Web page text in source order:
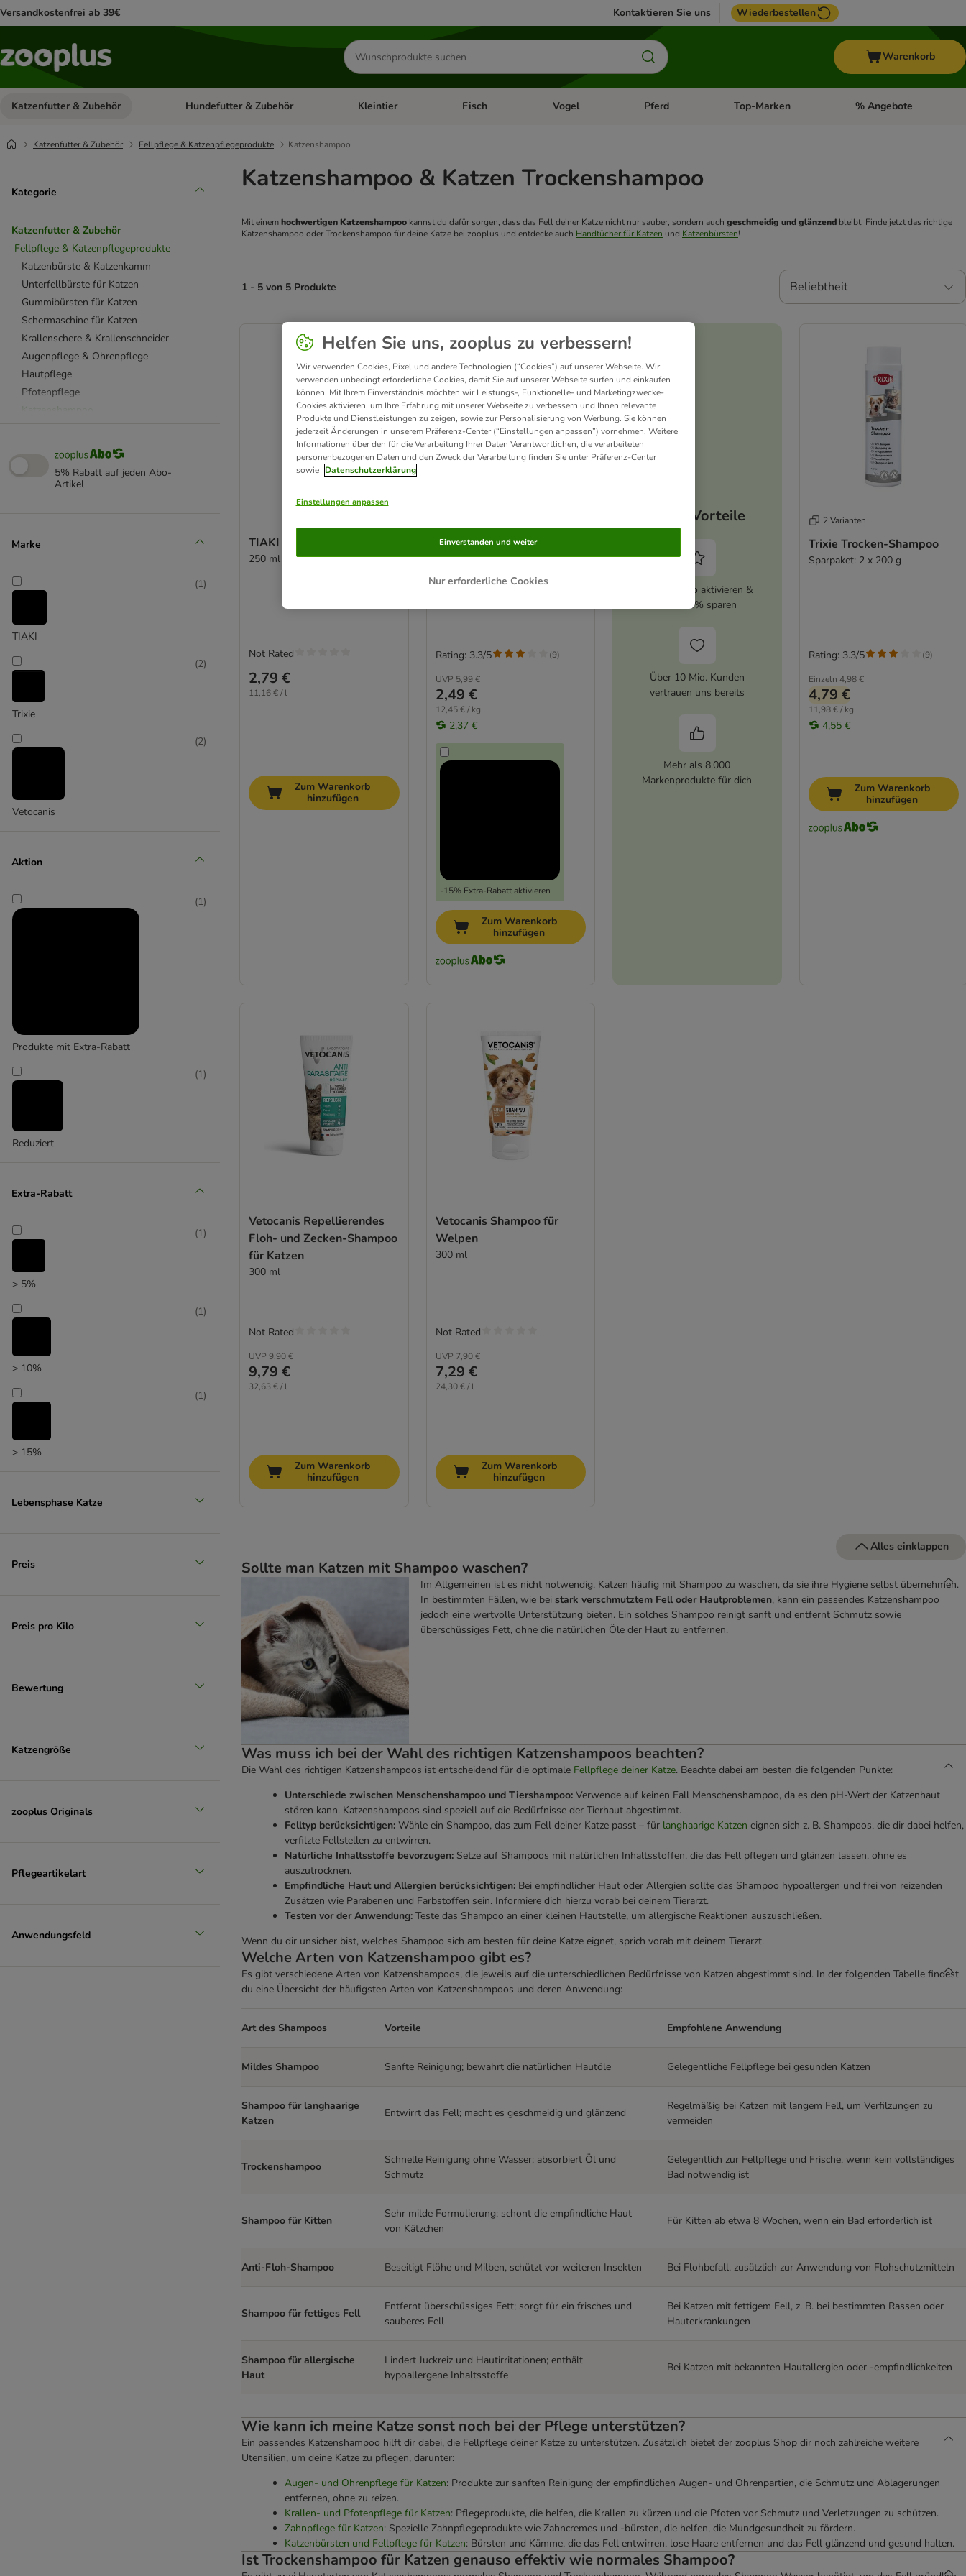
Versandkostenfrei ab 39€ Kontaktieren Sie uns Wiederbestellen
Produkte
suchen
Warenkorb
Katzenfutter & Zubehör Kategorie-Menü öffnen: Katzenfutter & Zubehör
Hundefutter & Zubehör Kategorie-Menü öffnen: Hundefutter & Zubehör
Kleintier Kategorie-Menü öffnen: Kleintier
Fisch Kategorie-Menü öffnen: Fisch
Vogel Kategorie-Menü öffnen: Vogel
Pferd Kategorie-Menü öffnen: Pferd
Top-Marken Kategorie-Menü öffnen:
% Angebote
Katzenfutter & Zubehör Fellpflege & Katzenpflegeprodukte Katzenshampoo
Kategorie
Katzenfutter & Zubehör
Fellpflege & Katzenpflegeprodukte
Katzenbürste & Katzenkamm
Unterfellbürste für Katzen
Gummibürsten für Katzen
Schermaschine für Katzen
Krallenschere & Krallenschneider
Augenpflege & Ohrenpflege
Hautpflege
Pfotenpflege
Katzenshampoo
Feuchttücher & Pflegesprays
Tierhaarentferner & Fusselrollen
beaphar
5% Rabatt auf jeden Abo-
Artikel
Marke
TIAKI
(1)
Trixie
(2)
Vetocanis
(2)
Aktion
Produkte mit Extra-Rabatt
(1)
Reduziert
(1)
Extra-Rabatt
> 5%
(1)
> 10%
(1)
> 15%
(1)
Lebensphase Katze
Preis
Preis pro Kilo
Bewertung
Katzengröße
zooplus Originals
Pflegeartikelart
Anwendungsfeld
Katzenshampoo & Katzen Trockenshampoo
Mit einem hochwertigen Katzenshampoo kannst du dafür sorgen, dass das Fell deiner Katze nicht nur sauber, sondern auch geschmeidig und glänzend bleibt. Finde jetzt das richtige
Katzenshampoo oder Trockenshampoo für deine Katze bei zooplus und entdecke auch Handtücher für Katzen und Katzenbürsten!
1 - 5 von 5 Produkte Beliebtheit
product items have been changed
TIAKI Shampoo für Katzen
250 ml
2,79 €
11,16 € / l
Not Rated
Zum Warenkorb
hinzufügen
Trixie Trocken-Shampoo
200 g
UVP 5,99 €
2,49 €
12,45 € / kg
2,37 €
-15% Extra-Rabatt aktivieren
Rating: 3.3/5 (9)
Zum Warenkorb
hinzufügen
Deine Vorteile
zooplus Abo aktivieren &
immer 5% sparen
Über 10 Mio. Kunden
vertrauen uns bereits
Mehr als 8.000
Markenprodukte für dich
2 Varianten
Trixie Trocken-Shampoo
Sparpaket: 2 x 200 g
Einzeln 4,98 €
4,79 €
11,98 € / kg
4,55 €
Rating: 3.3/5 (9)
Zum Warenkorb
hinzufügen
Vetocanis Repellierendes
Floh- und Zecken-Shampoo
für Katzen
300 ml
UVP 9,90 €
9,79 €
32,63 € / l
Not Rated
Zum Warenkorb
hinzufügen
Vetocanis Shampoo für
Welpen
300 ml
UVP 7,90 €
7,29 €
24,30 € / l
Not Rated
Zum Warenkorb
hinzufügen
Alles einklappen
Sollte man Katzen mit Shampoo waschen?
Im Allgemeinen ist es nicht notwendig, Katzen häufig mit Shampoo zu waschen, da sie ihre Hygiene selbst übernehmen.
In bestimmten Fällen, wie bei stark verschmutztem Fell oder Hautproblemen, kann ein passendes Katzenshampoo
jedoch eine wertvolle Unterstützung bieten. Ein solches Shampoo reinigt sanft und entfernt Schmutz sowie
überschüssiges Fett, ohne die natürlichen Öle der Haut zu entfernen.
Was muss ich bei der Wahl des richtigen Katzenshampoos beachten?
Die Wahl des richtigen Katzenshampoos ist entscheidend für die optimale Fellpflege deiner Katze. Beachte dabei am besten die folgenden Punkte:
Unterschiede zwischen Menschenshampoo und Tiershampoo: Verwende auf keinen Fall Menschenshampoo, da es den pH-Wert der Katzenhaut
stören kann. Katzenshampoos sind speziell auf die Bedürfnisse der Tierhaut abgestimmt.
Felltyp berücksichtigen: Wähle ein Shampoo, das zum Fell deiner Katze passt – für langhaarige Katzen eignen sich z. B. Shampoos, die dir dabei helfen,
verfilzte Fellstellen zu entwirren.
Natürliche Inhaltsstoffe bevorzugen: Setze auf Shampoos mit natürlichen Inhaltsstoffen, die das Fell pflegen und glänzen lassen, ohne es
auszutrocknen.
Empfindliche Haut und Allergien berücksichtigen: Bei empfindlicher Haut oder Allergien sollte das Shampoo hypoallergen und frei von reizenden
Zusätzen wie Parabenen und Farbstoffen sein. Informiere dich hierzu vorab bei deinem Tierarzt.
Testen vor der Anwendung: Teste das Shampoo an einer kleinen Hautstelle, um allergische Reaktionen auszuschließen.
Wenn du dir unsicher bist, welches Shampoo sich am besten für deine Katze eignet, sprich vorab mit deinem Tierarzt.
Welche Arten von Katzenshampoo gibt es?
Es gibt verschiedene Arten von Katzenshampoos, die jeweils auf die unterschiedlichen Bedürfnisse von Katzen abgestimmt sind. In der folgenden Tabelle findest
du eine Übersicht der häufigsten Arten von Katzenshampoos und deren Anwendung:
Art des Shampoos Vorteile Empfohlene Anwendung
Mildes Shampoo Sanfte Reinigung; bewahrt die natürlichen Hautöle Gelegentliche Fellpflege bei gesunden Katzen
Shampoo für langhaarige
Katzen
Entwirrt das Fell; macht es geschmeidig und glänzend
Regelmäßig bei Katzen mit langem Fell, um Verfilzungen zu
vermeiden
Trockenshampoo
Schnelle Reinigung ohne Wasser; absorbiert Öl und
Schmutz
Gelegentlich zur Fellpflege und Frische, wenn kein vollständiges
Bad notwendig ist
Shampoo für Kitten
Sehr milde Formulierung; schont die empfindliche Haut
von Kätzchen
Für Kitten ab etwa 8 Wochen, wenn ein Bad erforderlich ist
Anti-Floh-Shampoo Beseitigt Flöhe und Milben, schützt vor weiteren Insekten Bei Flohbefall, zusätzlich zur Anwendung von Flohschutzmitteln
Shampoo für fettiges Fell
Entfernt überschüssiges Fett; sorgt für ein frisches und
sauberes Fell
Bei Katzen mit fettigem Fell, z. B. bei bestimmten Rassen oder
Hauterkrankungen
Shampoo für allergische
Haut
Lindert Juckreiz und Hautirritationen; enthält
hypoallergene Inhaltsstoffe
Bei Katzen mit bekannten Hautallergien oder -empfindlichkeiten
Wie kann ich meine Katze sonst noch bei der Pflege unterstützen?
Ein passendes Katzenshampoo hilft dir dabei, die Fellpflege deiner Katze zu unterstützen. Zusätzlich bietet der zooplus Shop dir noch zahlreiche weitere
Utensilien, um deine Katze zu pflegen, darunter:
Augen- und Ohrenpflege für Katzen: Produkte zur sanften Reinigung der empfindlichen Augen- und Ohrenpartien, die Schmutz und Ablagerungen
entfernen, ohne zu reizen.
Krallen- und Pfotenpflege für Katzen: Pflegeprodukte, die helfen, die Krallen zu kürzen und die Pfoten vor Schmutz und Verletzungen zu schützen.
Zahnpflege für Katzen: Spezielle Zahnpflegeprodukte wie Zahncremes und -bürsten, die helfen, die Mundgesundheit zu fördern.
Katzenbürsten und Fellpflege für Katzen: Bürsten und Kämme, die das Fell entwirren, lose Haare entfernen und das Fell glänzend und gesund halten.
Ist Trockenshampoo für Katzen genauso effektiv wie normales Shampoo?
Helfen Sie uns, zooplus zu verbessern!
Wir verwenden Cookies, Pixel und andere Technologien (“Cookies”) auf unserer Webseite. Wir
verwenden unbedingt erforderliche Cookies, damit Sie auf unserer Webseite surfen und einkaufen
können. Mit Ihrem Einverständnis möchten wir Leistungs-, Funktionelle- und Marketingzwecke-
Cookies aktivieren, um Ihre Erfahrung mit unserer Webseite zu verbessern und Ihnen relevante
Produkte und Dienstleistungen zu zeigen, sowie zur Personalisierung von Werbung. Sie können
jederzeit Änderungen in unserem Präferenz-Center (“Einstellungen anpassen”) vornehmen. Weitere
Informationen über den für die Verarbeitung Ihrer Daten Verantwortlichen, die verarbeiteten
personenbezogenen Daten und den Zweck der Verarbeitung finden Sie unter Präferenz-Center
sowie Datenschutzerklärung
Einstellungen anpassen
Nur erforderliche Cookies
Einverstanden und weiter